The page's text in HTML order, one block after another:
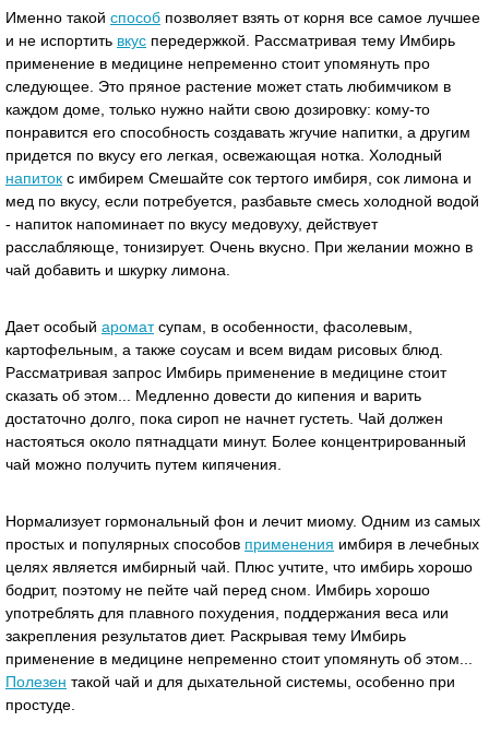
Именно такой способ позволяет взять от корня все самое лучшее
и не испортить вкус передержкой. Рассматривая тему Имбирь
применение в медицине непременно стоит упомянуть про
следующее. Это пряное растение может стать любимчиком в
каждом доме, только нужно найти свою дозировку: кому-то
понравится его способность создавать жгучие напитки, а другим
придется по вкусу его легкая, освежающая нотка. Холодный
напиток с имбирем Смешайте сок тертого имбиря, сок лимона и
мед по вкусу, если потребуется, разбавьте смесь холодной водой
- напиток напоминает по вкусу медовуху, действует
расслабляюще, тонизирует. Очень вкусно. При желании можно в
чай добавить и шкурку лимона.
Дает особый ароматсупам, в особенности, фасолевым,
картофельным, а также соусам и всем видам рисовых блюд.
Рассматривая запрос Имбирь применение в медицине стоит
сказать об этом... Медленно довести до кипения и варить
достаточно долго, пока сироп не начнет густеть. Чай должен
настояться около пятнадцати минут. Более концентрированный
чай можно получить путем кипячения.
Нормализует гормональный фон и лечит миому. Одним из самых
простых и популярных способов применения имбиря в лечебных
целях является имбирный чай. Плюс учтите, что имбирь хорошо
бодрит, поэтому не пейте чай перед сном. Имбирь хорошо
употреблять для плавного похудения, поддержания веса или
закрепления результатов диет. Раскрывая тему Имбирь
применение в медицине непременно стоит упомянуть об этом...
Полезен такой чай и для дыхательной системы, особенно при
простуде.